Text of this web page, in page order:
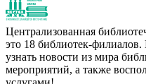
Централизованная
это 18 библиотек-
узнать новости из мира
мероприятий, а также